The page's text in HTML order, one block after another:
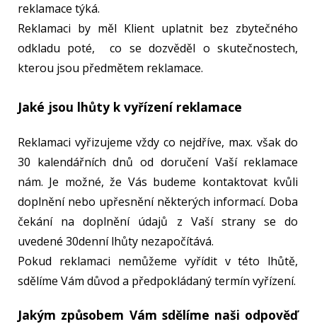
reklamace týká.
Reklamaci by měl Klient uplatnit bez zbytečného
odkladu poté, co se dozvěděl o skutečnostech,
kterou jsou předmětem reklamace.
Jaké jsou lhůty k vyřízení reklamace
Reklamaci vyřizujeme vždy co nejdříve, max. však do
30 kalendářních dnů od doručení Vaší reklamace
nám. Je možné, že Vás budeme kontaktovat kvůli
doplnění nebo upřesnění některých informací. Doba
čekání na doplnění údajů z Vaší strany se do
uvedené 30denní lhůty nezapočítává.
Pokud reklamaci nemůžeme vyřídit v této lhůtě,
sdělíme Vám důvod a předpokládaný termín vyřízení.
Jakým způsobem Vám sdělíme naši odpověď